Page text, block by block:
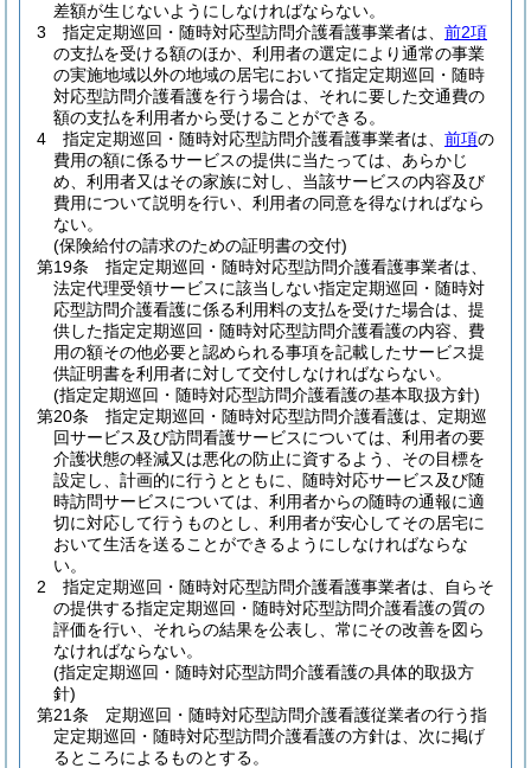
差額が生じないようにしなければならない。
3
指定定期巡回・随時対応型訪問介護看護事業者は、 前2項
の支払を受ける額のほか、利用者の選定により通常の事業
の実施地域以外の地域の居宅において指定定期巡回・随時
対応型訪問介護看護を行う場合は、それに要した交通費の
額の支払を利用者から受けることができる。
4
指定定期巡回・随時対応型訪問介護看護事業者は、 前項の
費用の額に係るサービスの提供に当たっては、あらかじ
め、利用者又はその家族に対し、当該サービスの内容及び
費用について説明を行い、利用者の同意を得なければなら
ない。
(保険給付の請求のための証明書の交付)
第19条
指定定期巡回・随時対応型訪問介護看護事業者は、
法定代理受領サービスに該当しない指定定期巡回・随時対
応型訪問介護看護に係る利用料の支払を受けた場合は、提
供した指定定期巡回・随時対応型訪問介護看護の内容、費
用の額その他必要と認められる事項を記載したサービス提
供証明書を利用者に対して交付しなければならない。
(指定定期巡回・随時対応型訪問介護看護の基本取扱方針)
第20条
指定定期巡回・随時対応型訪問介護看護は、定期巡
回サービス及び訪問看護サービスについては、利用者の要
介護状態の軽減又は悪化の防止に資するよう、その目標を
設定し、計画的に行うとともに、随時対応サービス及び随
時訪問サービスについては、利用者からの随時の通報に適
切に対応して行うものとし、利用者が安心してその居宅に
おいて生活を送ることができるようにしなければならな
い。
2
指定定期巡回・随時対応型訪問介護看護事業者は、自らそ
の提供する指定定期巡回・随時対応型訪問介護看護の質の
評価を行い、それらの結果を公表し、常にその改善を図ら
なければならない。
(指定定期巡回・随時対応型訪問介護看護の具体的取扱方
針)
第21条
定期巡回・随時対応型訪問介護看護従業者の行う指
定定期巡回・随時対応型訪問介護看護の方針は、次に掲げ
るところによるものとする。